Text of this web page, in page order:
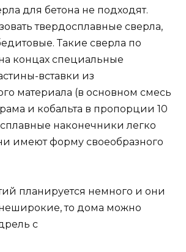
для бетона не подходят.
твердосплавные сверла,
Такие сверла по
концах специальные
вставки из
материала (в основном смесь
и кобальта в пропорции 10
наконечники легко
имеют форму своеобразного
планируется немного и они
то дома можно
с